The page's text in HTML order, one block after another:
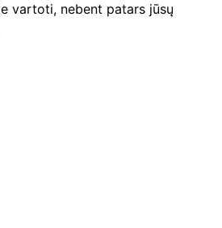
vartoti, nebent patars jūsų